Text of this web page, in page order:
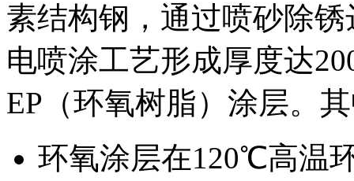
素结构钢，通过喷砂除
电喷涂工艺形成厚度达
EP（环氧树脂）涂层。
环氧涂层在120℃高温